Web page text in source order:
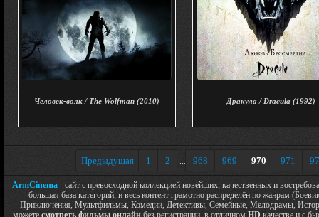
Человек-волк / The Wolfman (2010) Дракула / Dracula (1992)
Предыдущая 1 2 ... 968 969 970 971
ArmCinema - сайт с превосходной коллекцией новейших, качественных и
большая база категорий, и весь контент грамотно распределён по жанрам
Приключения, Мультфильмы, Комедии, Детективы, Семейные, Мелодрамы,
можете смотреть фильмы онлайн без регистрации, в отличном HD качестве и с